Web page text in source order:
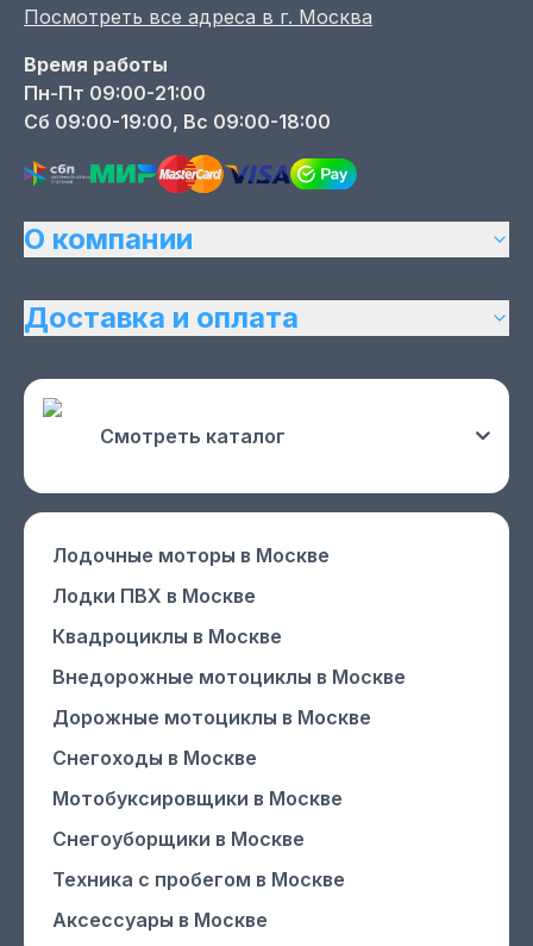
Посмотреть все адреса в г. Москва
Время работы
Пн-Пт 09:00-21:00
Сб 09:00-19:00, Вс 09:00-18:00
О компании
Доставка и оплата
Смотреть каталог
Лодочные моторы в Москве
Лодки ПВХ в Москве
Квадроциклы в Москве
Внедорожные мотоциклы в Москве
Дорожные мотоциклы в Москве
Снегоходы в Москве
Мотобуксировщики в Москве
Снегоуборщики в Москве
Техника с пробегом в Москве
Аксессуары в Москве